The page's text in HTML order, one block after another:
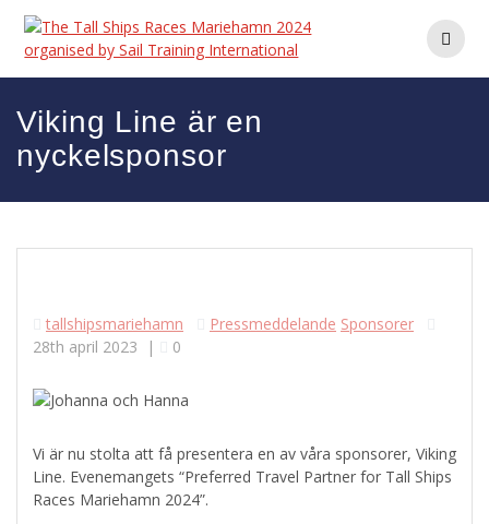
Hoppa
innehåll
Viking Line är en
nyckelsponsor
tallshipsmariehamn Pressmeddelande Sponsorer
28th april 2023 | 0
Vi är nu stolta att få presentera en av våra sponsorer, Viking
Line. Evenemangets “Preferred Travel Partner for Tall Ships
Races Mariehamn 2024”.